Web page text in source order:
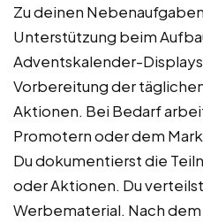
Zu deinen
Unterstützung beim
Adventskalender-
Vorbereitung der
Aktionen. Bei Bedarf
Promotern oder dem
Du dokumentierst die
oder Aktionen. Du
Werbematerial. Nach